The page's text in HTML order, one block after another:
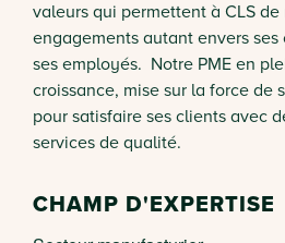
valeurs qui permettent à CLS de
engagements autant envers ses
ses employés. Notre PME en
croissance, mise sur la force de
pour satisfaire ses clients avec
services de qualité.
CHAMP D'EXPERTISE